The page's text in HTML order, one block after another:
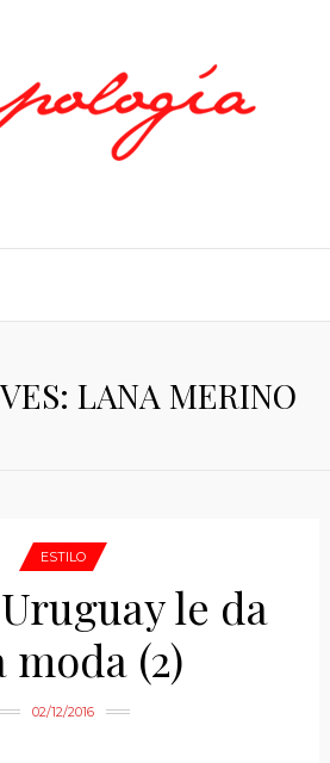
LANA MERINO
ESTILO
le da
moda (2)
02/12/2016